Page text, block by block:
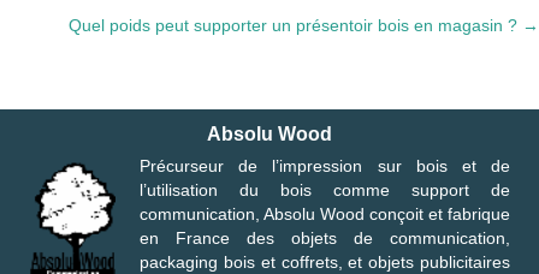
navigation
Quel poids peut supporter un présentoir bois en magasin ? →
Absolu Wood
Précurseur de l’impression sur bois et de
l’utilisation du bois comme support de
communication, Absolu Wood conçoit et fabrique
en France des objets de communication,
packaging bois et coffrets, et objets publicitaires